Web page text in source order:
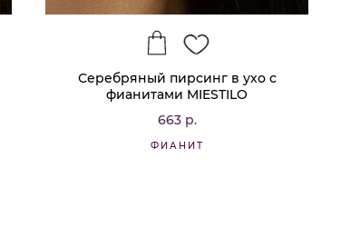
Серебряный пирсинг в ухо с
фианитами MIESTILO
663 р.
ФИАНИТ